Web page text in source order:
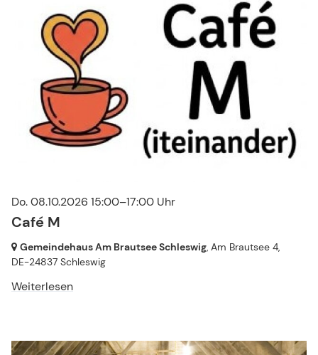
Do. 08.10.2026 15:00–17:00 Uhr
Café M
Gemeindehaus Am Brautsee Schleswig, Am Brautsee 4,
DE-24837 Schleswig
Weiterlesen